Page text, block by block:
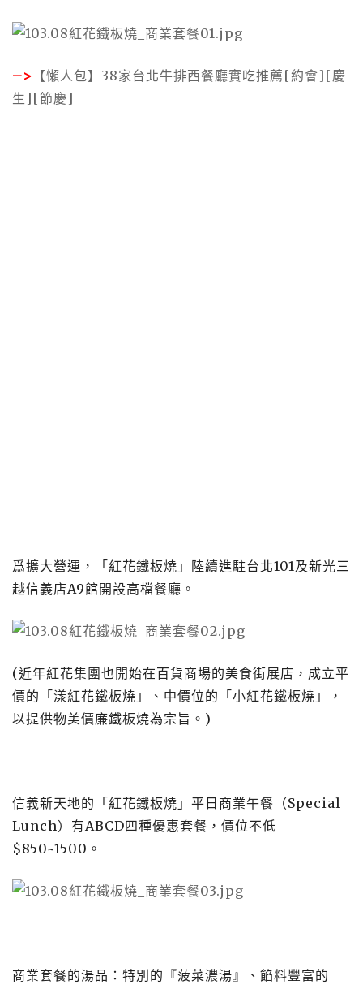
–> 【懶人包】38家台北牛排西餐廳實吃推薦[約會][慶
生][節慶]
爲擴大營運，「紅花鐵板燒」陸續進駐台北101及新光三
越信義店A9館開設高檔餐廳。
(近年紅花集團也開始在百貨商場的美食街展店，成立平
價的「漾紅花鐵板燒」、中價位的「小紅花鐵板燒」，
以提供物美價廉鐵板燒為宗旨。)
信義新天地的「紅花鐵板燒」平日商業午餐（Special
Lunch）有ABCD四種優惠套餐，價位不低
$850~1500 。
商業套餐的湯品：特別的『菠菜濃湯』、餡料豐富的